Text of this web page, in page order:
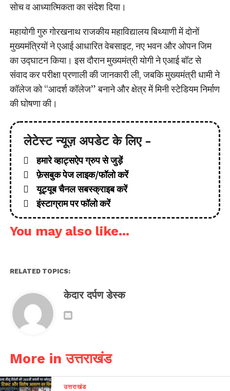
सोच व आध्यात्मिकता का संदेश दिया।
महायोगी गुरु गोरखनाथ राजकीय महाविद्यालय बिथ्याणी में दोनों
मुख्यमंत्रियों ने एआई आधारित वेबसाइट, नए भवन और ओपन जिम
का उद्घाटन किया। इस दौरान मुख्यमंत्री योगी ने एआई बॉट से
संवाद कर परीक्षा प्रणाली की जानकारी ली, जबकि मुख्यमंत्री धामी ने
कॉलेज को “आदर्श कॉलेज” बनाने और क्षेत्र में मिनी स्टेडियम निर्माण
की घोषणा की।
लेटेस्ट न्यूज़ अपडेट के लिए -
हमारे व्हाट्सऐप ग्रुप से जुड़ें
फ़ेसबुक पेज लाइक/फॉलो करें
यूट्यूब चैनल सबस्क्राइब करें
इंस्टाग्राम पर फॉलो करें
You may also like...
RELATED TOPICS:
केदार दर्पण डेस्क
More in उत्तराखंड
उत्तराखंड